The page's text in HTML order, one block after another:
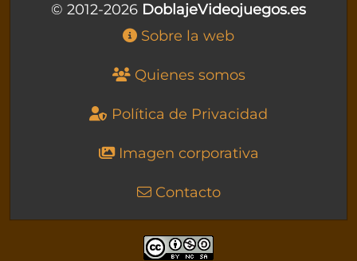
© 2012-2026 DoblajeVideojuegos.es
Sobre la web
Quienes somos
Política de Privacidad
Imagen corporativa
Contacto